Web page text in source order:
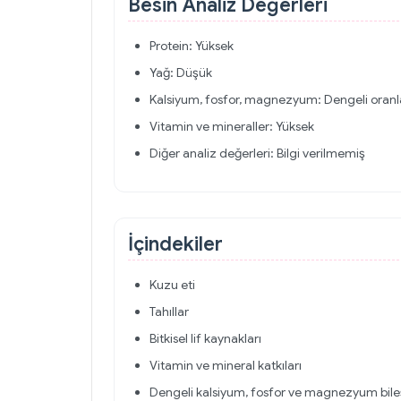
Besin Analiz Değerleri
Protein: Yüksek
Yağ: Düşük
Kalsiyum, fosfor, magnezyum: Dengeli
Vitamin ve mineraller: Yüksek
Diğer analiz değerleri: Bilgi verilmemiş
İçindekiler
Kuzu eti
Tahıllar
Bitkisel lif kaynakları
Vitamin ve mineral katkıları
Dengeli kalsiyum, fosfor ve magnezyum